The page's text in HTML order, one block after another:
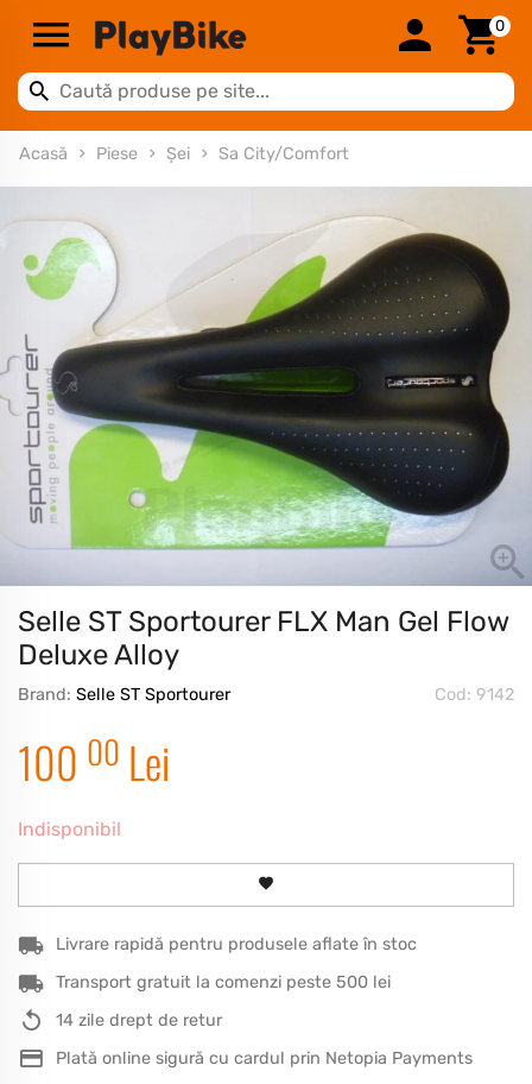
0
Acasă Piese Șei Sa City/Comfort
Selle ST Sportourer FLX Man Gel Flow
Deluxe Alloy
Brand: Selle ST Sportourer Cod: 9142
100 00 Lei
Indisponibil
Livrare rapidă pentru produsele aflate în stoc
Transport gratuit la comenzi peste 500 lei
14 zile drept de retur
Plată online sigură cu cardul prin Netopia Payments